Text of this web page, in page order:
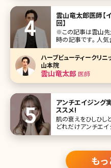
雲山竜太郎医師【
回】
※この記事は雲山先
時の記事です。 人
一回は、東京・新宿
の雲山竜太郎（くもやま
長先生が開院した同
ハーブビューティークリ
山本院
雲山竜太郎 医師
アンチエイジング
ススメ!
肌の衰えをひしひし
どれだけアンチエイ
大きな開きが出てき
の皆さんが実践し
いるブログを10選
も